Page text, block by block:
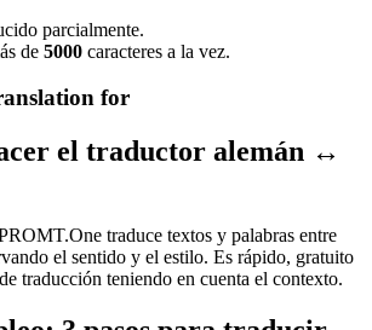
parcialmente.
de 5000 caracteres a la vez.
for
el traductor alemán ↔
traduce textos y palabras entre
el sentido y el estilo. Es rápido, gratuito
traducción teniendo en cuenta el contexto.